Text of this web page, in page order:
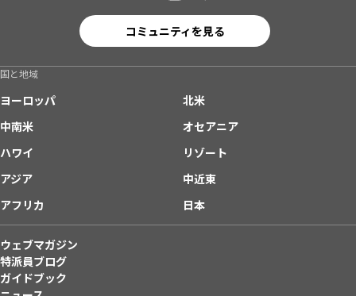
コミュニティを見る
国と地域
ヨーロッパ
北米
中南米
オセアニア
ハワイ
リゾート
アジア
中近東
アフリカ
日本
ウェブマガジン
特派員ブログ
ガイドブック